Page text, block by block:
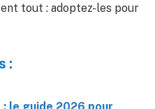
tout : adoptez-les pour
: